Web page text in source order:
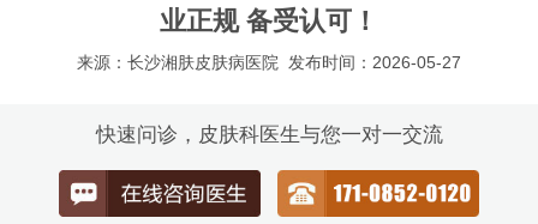
业正规 备受认可！
来源：长沙湘肤皮肤病医院 发布时间：2026-05-27
快速问诊，皮肤科医生与您一对一交流